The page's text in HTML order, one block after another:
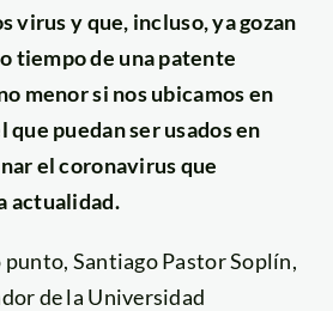
virus y que, incluso, ya gozan
tiempo de una patente
menor si nos ubicamos en
que puedan ser usados en
el coronavirus que
actualidad.
Santiago Pastor Soplín,
de la Universidad